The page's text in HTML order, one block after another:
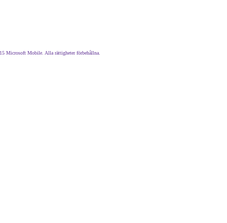
Microsoft Mobile. Alla rättigheter förbehållna.